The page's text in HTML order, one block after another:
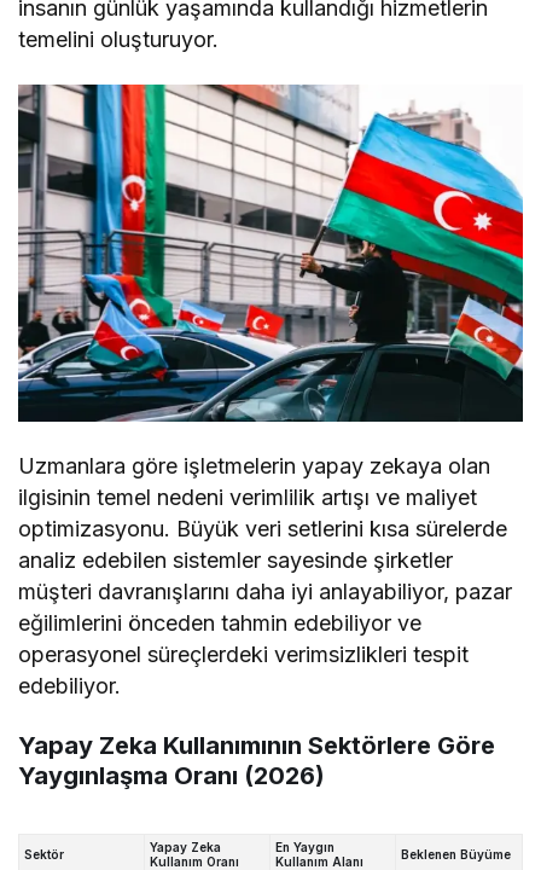
insanın günlük yaşamında kullandığı hizmetlerin
temelini oluşturuyor.
Uzmanlara göre işletmelerin yapay zekaya olan
ilgisinin temel nedeni verimlilik artışı ve maliyet
optimizasyonu. Büyük veri setlerini kısa sürelerde
analiz edebilen sistemler sayesinde şirketler
müşteri davranışlarını daha iyi anlayabiliyor, pazar
eğilimlerini önceden tahmin edebiliyor ve
operasyonel süreçlerdeki verimsizlikleri tespit
edebiliyor.
Yapay Zeka Kullanımının Sektörlere Göre
Yaygınlaşma Oranı (2026)
Sektör
Yapay Zeka
Kullanım Oranı
En Yaygın
Kullanım Alanı
Beklenen Büyüme